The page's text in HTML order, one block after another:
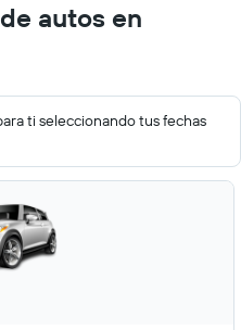
autos en
ti seleccionando tus fechas